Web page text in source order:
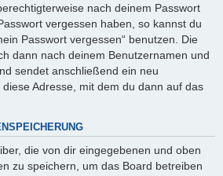
nach deinem Passwort
vergessen haben, so kannst du
Passwort vergessen“ benutzen. Die
dann nach deinem Benutzernamen und
sendet anschließend ein neu
Adresse, mit dem du dann auf das
die von dir eingegebenen und oben
zu speichern, um das Board betreiben